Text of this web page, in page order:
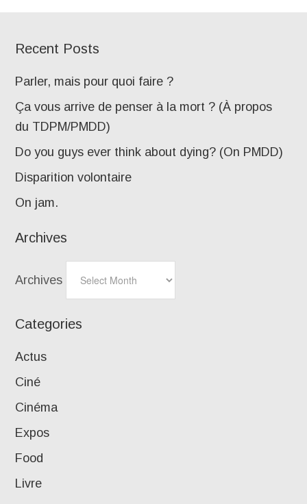
Recent Posts
Parler, mais pour quoi faire ?
Ça vous arrive de penser à la mort ? (À propos
du TDPM/PMDD)
Do you guys ever think about dying? (On PMDD)
Disparition volontaire
On jam.
Archives
Archives
Categories
Actus
Ciné
Cinéma
Expos
Food
Livre